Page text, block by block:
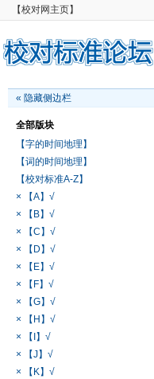
【校对网主页】
« 隐藏侧边栏
全部版块
【字的时间地理】
【词的时间地理】
【校对标准A-Z】
× 【A】√
× 【B】√
× 【C】√
× 【D】√
× 【E】√
× 【F】√
× 【G】√
× 【H】√
× 【I】√
× 【J】√
× 【K】√